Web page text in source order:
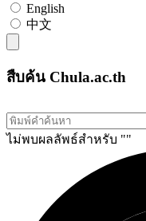
English
中文
สืบค้น Chula.ac.th
ไม่พบผลลัพธ์สำหรับ ""